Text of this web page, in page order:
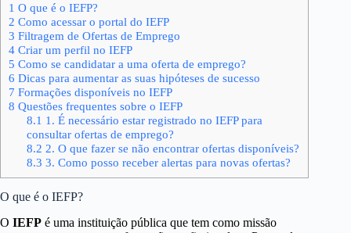
1 O que é o IEFP?
2 Como acessar o portal do IEFP
3 Filtragem de Ofertas de Emprego
4 Criar um perfil no IEFP
5 Como se candidatar a uma oferta de emprego?
6 Dicas para aumentar as suas hipóteses de sucesso
7 Formações disponíveis no IEFP
8 Questões frequentes sobre o IEFP
8.1 1. É necessário estar registrado no IEFP para
consultar ofertas de emprego?
8.2 2. O que fazer se não encontrar ofertas disponíveis?
8.3 3. Como posso receber alertas para novas ofertas?
O que é o IEFP?
O IEFP é uma instituição pública que tem como missão